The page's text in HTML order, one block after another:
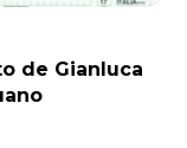
de Gianluca